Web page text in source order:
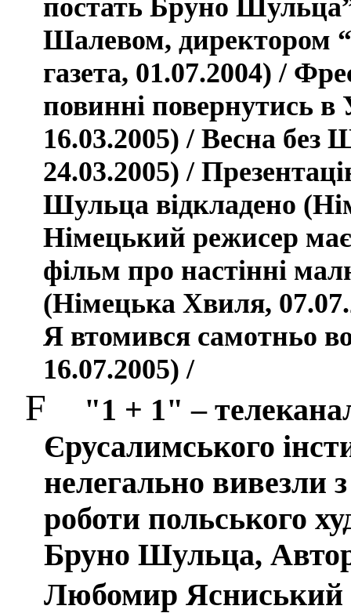
постать Бруно
Шалевом, директором
газета, 01.07.2004) /
повинні повернутись в
16.03.2005) / Весна без
24.03.2005) /
Шульца відкладено
Німецький режисер
фільм про настінні
(Німецька Хвиля,
Я втомився самотньо
16.07.2005) /
F
"1 + 1" –
Єрусалимського
нелегально вивезли
роботи польського
Бруно Шульца,
Любомир Ясниський